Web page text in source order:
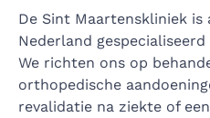
De Sint Maartenskliniek is
Nederland
We richten ons op
orthopedische
revalidatie na ziekte of